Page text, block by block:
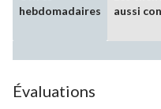
hebdomadaires
aussi
Évaluations